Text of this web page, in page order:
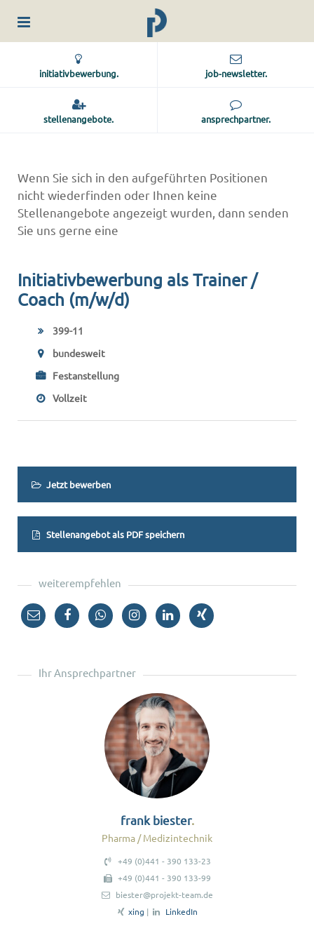
initiativbewerbung. job-newsletter.
stellenangebote. ansprechpartner.
Wenn Sie sich in den aufgeführten Positionen
nicht wiederfinden oder Ihnen keine
Stellenangebote angezeigt wurden, dann senden
Sie uns gerne eine
Initiativbewerbung als Trainer /
Coach (m/w/d)
399-11
bundesweit
Festanstellung
Vollzeit
Jetzt bewerben
Stellenangebot als PDF speichern
weiterempfehlen
Ihr Ansprechpartner
frank biester
Pharma / Medizintechnik
+49 (0)441 - 390 133-23
+49 (0)441 - 390 133-99
biester@projekt-team.de
xing | LinkedIn